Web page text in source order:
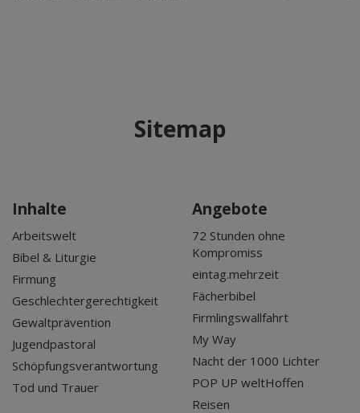
Sitemap
Inhalte
Arbeitswelt
Bibel & Liturgie
Firmung
Geschlechtergerechtigkeit
Gewaltprävention
Jugendpastoral
Schöpfungsverantwortung
Tod und Trauer
Angebote
72 Stunden ohne
Kompromiss
eintag.mehrzeit
Fächerbibel
Firmlingswallfahrt
My Way
Nacht der 1000 Lichter
POP UP weltHoffen
Reisen